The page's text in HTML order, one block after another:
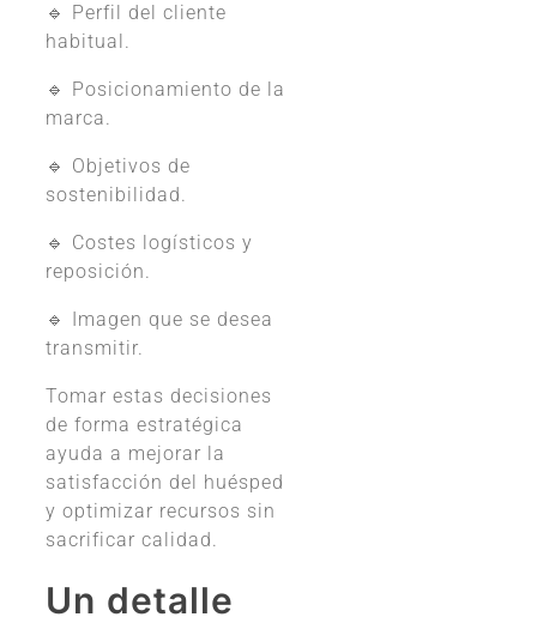
🔹 Perfil del cliente
habitual.
🔹 Posicionamiento de la
marca.
🔹 Objetivos de
sostenibilidad.
🔹 Costes logísticos y
reposición.
🔹 Imagen que se desea
transmitir.
Tomar estas decisiones
de forma estratégica
ayuda a mejorar la
satisfacción del huésped
y optimizar recursos sin
sacrificar calidad.
Un detalle